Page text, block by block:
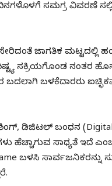
ಸಮಗ್ರ ವಿವರಣೆ
ಸೇರಿದಂತೆ ಜಾಗತಿಕ ಮಟ್ಟದಲ್ಲಿ
ಸಕ್ರಿಯಗೊಂಡ ನಂತರ
ಬಳಕೆದಾರರು
ಡಿಜಿಟಲ್ ಬಂಧನ (Digital
ಸಾಧ್ಯತೆ ಇದೆ
ಬಳಸಿ ಸಾರ್ವಜನಿಕರನ್ನು